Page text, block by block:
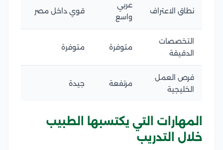
نطاق الاعتراف
عربي
واسع
قوي داخل مصر
التخصصات
الدقيقة
متوفرة متوفرة
فرص العمل
الخليجية
مرتفعة جيدة
المهارات التي يكتسبها الطبيب
خلال التدريب